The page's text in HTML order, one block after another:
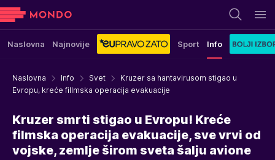
Naslovna Najnovije Sport Info
Naslovna Info Svet
Kruzer sa hantavirusom stigao u
Evropu, kreće fillmska operacija evakuacije
Kruzer smrti stigao u Evropu! Kreće
filmska operacija evakuacije, sve vrvi od
vojske, zemlje širom sveta šalju avione